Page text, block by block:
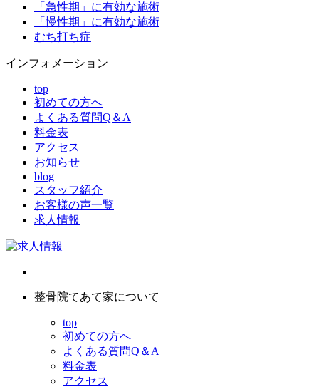
「急性期」に有効な施術
「慢性期」に有効な施術
むち打ち症
インフォメーション
top
初めての方へ
よくある質問Q＆A
料金表
アクセス
お知らせ
blog
スタッフ紹介
お客様の声一覧
求人情報
整骨院てあて家について
top
初めての方へ
よくある質問Q＆A
料金表
アクセス